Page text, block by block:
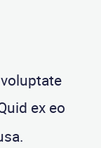
ex eo